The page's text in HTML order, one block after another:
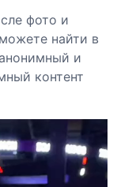
фото и
найти в
и
контент